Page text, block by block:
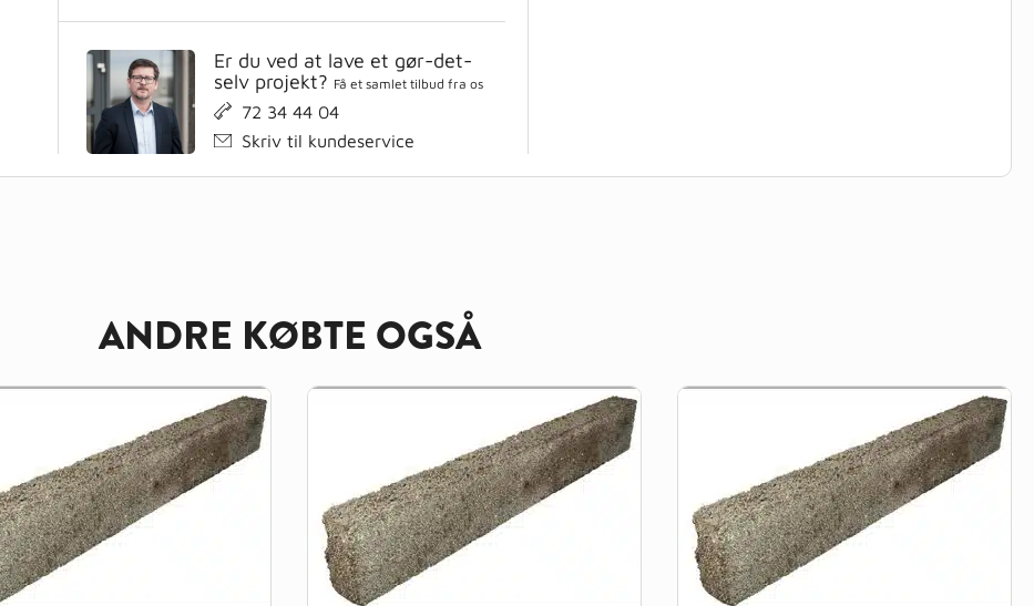
Er du ved at lave et gør-det-
selv projekt? Få et samlet tilbud fra os
72 34 44 04
Skriv til kundeservice
ANDRE KØBTE OGSÅ